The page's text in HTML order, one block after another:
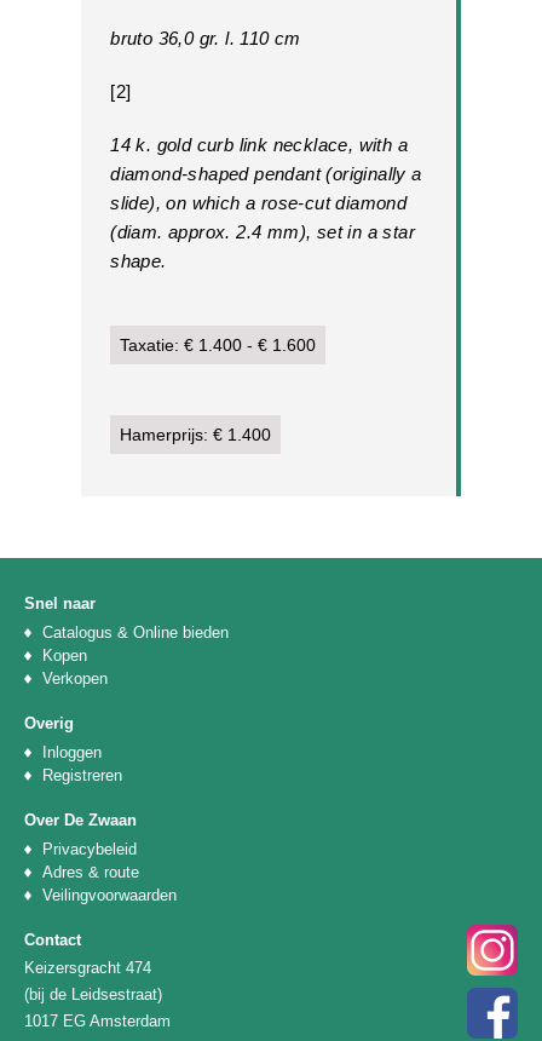
bruto 36,0 gr. l. 110 cm
[2]
14 k. gold curb link necklace, with a
diamond-shaped pendant (originally a
slide), on which a rose-cut diamond
(diam. approx. 2.4 mm), set in a star
shape.
Taxatie: € 1.400 - € 1.600
Hamerprijs: € 1.400
Snel naar
Catalogus & Online bieden
Kopen
Verkopen
Overig
Inloggen
Registreren
Over De Zwaan
Privacybeleid
Adres & route
Veilingvoorwaarden
Contact
Keizersgracht 474
(bij de Leidsestraat)
1017 EG Amsterdam